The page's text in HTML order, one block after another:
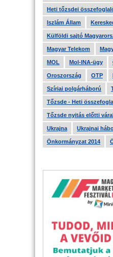
Heti tőzsdei
Iszlám Állam
Külföldi sajtó
Magyar Telekom
MOL Mol-INA-ügy
Oroszország OTP
Szíriai polgárháború
Tőzsde - Heti
Tőzsde nyitás előtti
Ukrajna Ukrajnai
Önkormányzat 2014